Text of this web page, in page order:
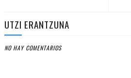
UTZI ERANTZUNA
NO HAY COMENTARIOS